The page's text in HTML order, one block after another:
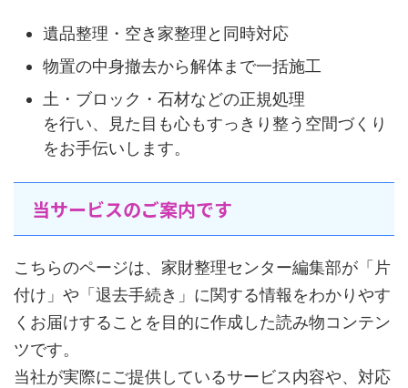
遺品整理・空き家整理と同時対応
物置の中身撤去から解体まで一括施工
土・ブロック・石材などの正規処理
を行い、見た目も心もすっきり整う空間づくり
をお手伝いします。
当サービスのご案内です
こちらのページは、家財整理センター編集部が「片
付け」や「退去手続き」に関する情報をわかりやす
くお届けすることを目的に作成した読み物コンテン
ツです。
当社が実際にご提供しているサービス内容や、対応